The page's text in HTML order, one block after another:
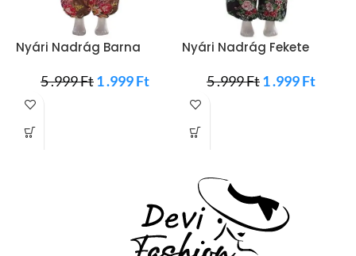
Nyári Nadrág Barna
5 .999Ft1 .999Ft
Nyári Nadrág Fekete
5 .999Ft1 .999Ft